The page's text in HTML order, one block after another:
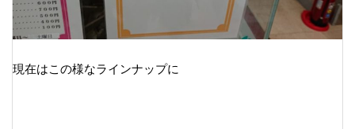
現在はこの様なラインナップに